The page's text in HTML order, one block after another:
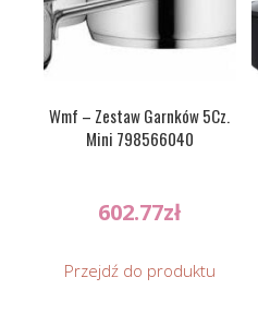
Wmf – Zestaw Garnków 5Cz.
Mini 798566040
602.77zł
Przejdź do produktu